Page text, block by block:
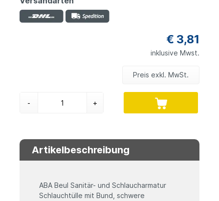
€ 3,81
inklusive Mwst.
Preis exkl. MwSt.
- +
Artikelbeschreibung
ABA Beul Sanitär- und Schlaucharmatur
Schlauchtülle mit Bund, schwere